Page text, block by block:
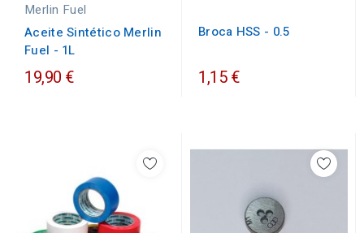
Merlin Fuel
Aceite Sintético Merlin
Fuel - 1L
19,90 €
Broca HSS - 0.5
1,15 €